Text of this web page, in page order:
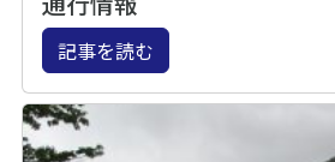
記事を読む